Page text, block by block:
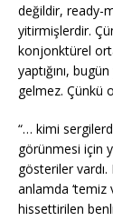
değildir, ready-
yitirmişlerdir.
konjonktürel
yaptığını,
gelmez. Çünkü
“… kimi
görünmesi için
gösteriler
anlamda ‘temiz
hissettirilen